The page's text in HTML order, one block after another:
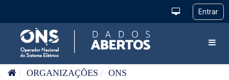
ORGANIZAÇÕES
ONS